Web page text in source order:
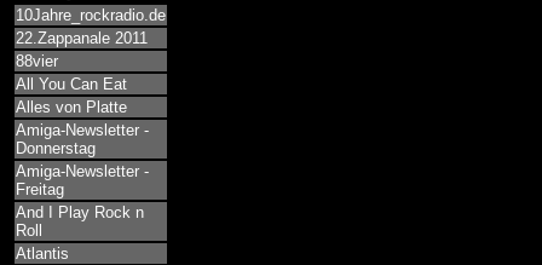
10Jahre_rockradio.de
22.Zappanale 2011
88vier
All You Can Eat
Alles von Platte
Amiga-Newsletter -
Donnerstag
Amiga-Newsletter -
Freitag
And I Play Rock n
Roll
Atlantis